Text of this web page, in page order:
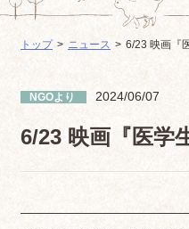
トップ ニュース 6/23 映画『
NGOより 2024/06/07
6/23 映画『医学